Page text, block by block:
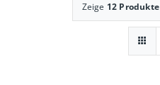
Zeige 12 Produkte